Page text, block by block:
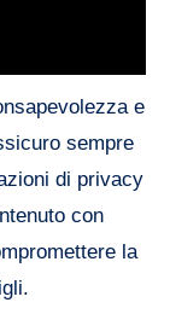
e
sempre
di privacy
con
la